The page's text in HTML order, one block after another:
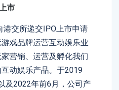
市
港交所递交IPO上市申请
戏品牌运营互动娱乐业
营销、运营及孵化我们
动娱乐产品。于2019
及2022年前6月，公司产